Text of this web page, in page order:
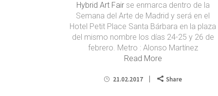
Hybrid Art Fairse enmarca dentro de la
Semana del Arte de Madrid y será en el
Hotel Petit Place Santa Bárbara en la plaza
del mismo nombre los días 24-25 y 26 de
febrero. Metro : Alonso Martínez
Read More
21.02.2017 Share